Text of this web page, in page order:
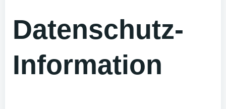
Datenschutz-
Information